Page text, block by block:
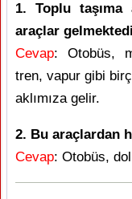
1. Toplu taşıma
araçlar
Cevap: Otobüs,
tren, vapur gibi
aklımıza gelir.
2. Bu araçlardan
Cevap: Otobüs,